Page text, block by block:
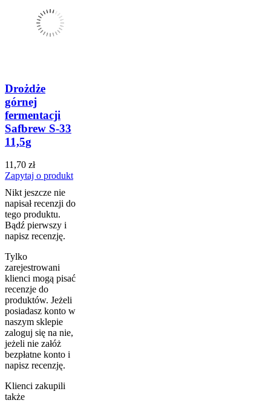
Drożdże
górnej
fermentacji
Safbrew S-33
11,5g
11,70 zł
Zapytaj o produkt
Nikt jeszcze nie
napisał recenzji do
tego produktu.
Bądź pierwszy i
napisz recenzję.
Tylko
zarejestrowani
klienci mogą pisać
recenzje do
produktów. Jeżeli
posiadasz konto w
naszym sklepie
zaloguj się na nie,
jeżeli nie załóż
bezpłatne konto i
napisz recenzję.
Klienci zakupili
także